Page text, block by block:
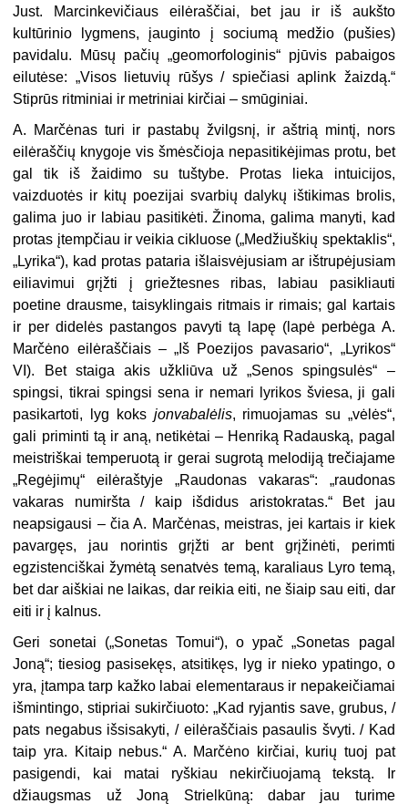
Just. Marcinkevičiaus eilėraščiai, bet jau ir iš aukšto
kultūrinio lygmens, įauginto į sociumą medžio (pušies)
pavidalu. Mūsų pačių „geomorfologinis“ pjūvis pabaigos
eilutėse: „Visos lietuvių rūšys / spiečiasi aplink žaizdą.“
Stiprūs ritminiai ir metriniai kirčiai – smūginiai.
A. Marčėnas turi ir pastabų žvilgsnį, ir aštrią mintį, nors
eilėraščių knygoje vis šmėsčioja nepasitikėjimas protu, bet
gal tik iš žaidimo su tuštybe. Protas lieka intuicijos,
vaizduotės ir kitų poezijai svarbių dalykų ištikimas brolis,
galima juo ir labiau pasitikėti. Žinoma, galima manyti, kad
protas įtempčiau ir veikia cikluose („Medžiuškių spektaklis“,
„Lyrika“), kad protas pataria išlaisvėjusiam ar ištrupėjusiam
eiliavimui grįžti į griežtesnes ribas, labiau pasikliauti
poetine drausme, taisyklingais ritmais ir rimais; gal kartais
ir per didelės pastangos pavyti tą lapę (lapė perbėga A.
Marčėno eilėraščiais – „Iš Poezijos pavasario“, „Lyrikos“
VI). Bet staiga akis užkliūva už „Senos spingsulės“ –
spingsi, tikrai spingsi sena ir nemari lyrikos šviesa, ji gali
pasikartoti, lyg koks jonvabalėlis, rimuojamas su „vėlės“,
gali priminti tą ir aną, netikėtai – Henriką Radauską, pagal
meistriškai temperuotą ir gerai sugrotą melodiją trečiajame
„Regėjimų“ eilėraštyje „Raudonas vakaras“: „raudonas
vakaras numiršta / kaip išdidus aristokratas.“ Bet jau
neapsigausi – čia A. Marčėnas, meistras, jei kartais ir kiek
pavargęs, jau norintis grįžti ar bent grįžinėti, perimti
egzistenciškai žymėtą senatvės temą, karaliaus Lyro temą,
bet dar aiškiai ne laikas, dar reikia eiti, ne šiaip sau eiti, dar
eiti ir į kalnus.
Geri sonetai („Sonetas Tomui“), o ypač „Sonetas pagal
Joną“; tiesiog pasisekęs, atsitikęs, lyg ir nieko ypatingo, o
yra, įtampa tarp kažko labai elementaraus ir nepakeičiamai
išmintingo, stipriai sukirčiuoto: „Kad ryjantis save, grubus, /
pats negabus išsisakyti, / eilėraščiais pasaulis švyti. / Kad
taip yra. Kitaip nebus.“ A. Marčėno kirčiai, kurių tuoj pat
pasigendi, kai matai ryškiau nekirčiuojamą tekstą. Ir
džiaugsmas už Joną Strielkūną: dabar jau turime